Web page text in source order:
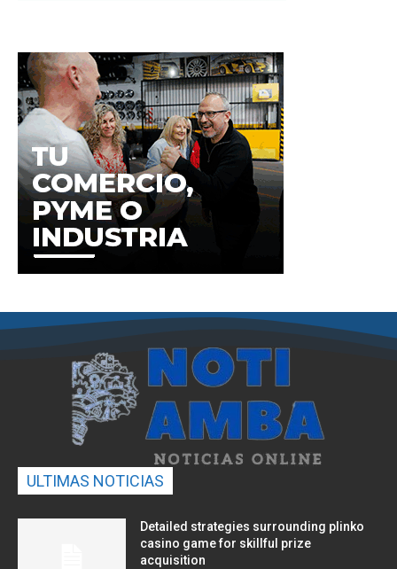
ULTIMAS NOTICIAS
Detailed strategies surrounding plinko
casino game for skillful prize
acquisition